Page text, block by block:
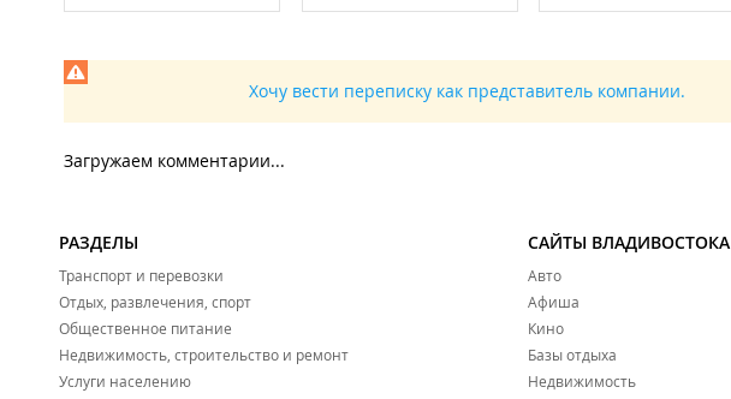
Хочу вести переписку как представитель компании.
Загружаем комментарии...
РАЗДЕЛЫ
Транспорт и перевозки
Отдых, развлечения, спорт
Общественное питание
Недвижимость, строительство и ремонт
Услуги населению
САЙТЫ ВЛАДИВОСТОКА
Авто
Афиша
Кино
Базы отдыха
Недвижимость